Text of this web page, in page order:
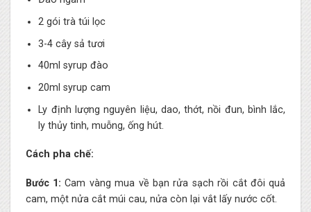
2 gói trà túi lọc
3-4 cây sả tươi
40ml syrup đào
20ml syrup cam
Ly định lượng nguyên liệu, dao, thớt, nồi đun, bình lắc,
ly thủy tinh, muỗng, ống hút.
Cách pha chế:
Bước 1: Cam vàng mua về bạn rửa sạch rồi cắt đôi quả
cam, một nửa cắt múi cau, nửa còn lại vắt lấy nước cốt.